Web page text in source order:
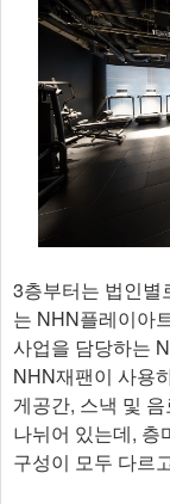
3층부터는 법인별
는 NHN플레이아
사업을 담당하는
NHN재팬이 사용
게공간, 스낵 및
나뉘어 있는데, 층
구성이 모두 다르